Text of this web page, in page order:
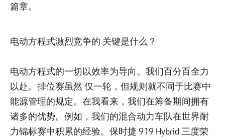
篇章。
电动方程式激烈竞争的 关键是什么？
电动方程式的一切以效率为导向。我们百分百全力
以赴。排位赛虽然 仅一轮，但规则就不同于比赛中
能源管理的规定。在我看来，我们在筹备期间拥有
诸多的优势。例如，我们的混合动力车队在世界耐
力锦标赛中积累的经验。保时捷 919 Hybrid 三度荣